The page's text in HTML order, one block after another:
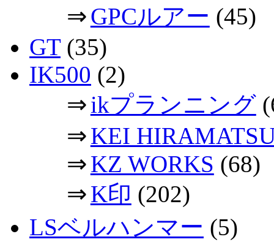
⇒GPCルアー (45)
GT(35)
IK500 (2)
⇒ikプランニング
⇒KEI
⇒KZ WORKS (68)
⇒K印 (202)
LSベルハンマー (5)